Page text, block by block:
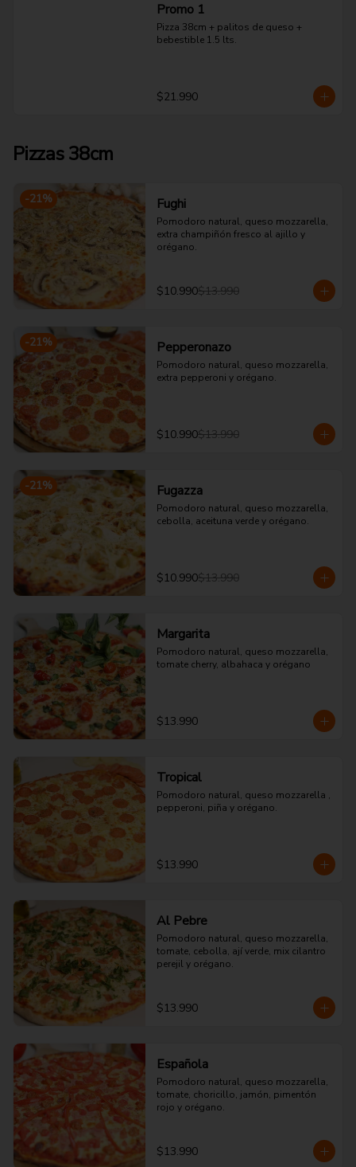
Promo 1
Pizza 38cm + palitos de queso +
bebestible 1.5 lts.
$21.990
Pizzas 38cm
-21% Fughi
Pomodoro natural, queso mozzarella,
extra champiñón fresco al ajillo y
orégano.
$10.990$13.990
-21% Pepperonazo
Pomodoro natural, queso mozzarella,
extra pepperoni y orégano.
$10.990$13.990
-21% Fugazza
Pomodoro natural, queso mozzarella,
cebolla, aceituna verde y orégano.
$10.990$13.990
Margarita
Pomodoro natural, queso mozzarella,
tomate cherry, albahaca y orégano
$13.990
Tropical
Pomodoro natural, queso mozzarella ,
pepperoni, piña y orégano.
$13.990
Al Pebre
Pomodoro natural, queso mozzarella,
tomate, cebolla, ají verde, mix cilantro
perejil y orégano.
$13.990
Española
Pomodoro natural, queso mozzarella,
tomate, choricillo, jamón, pimentón
rojo y orégano.
$13.990